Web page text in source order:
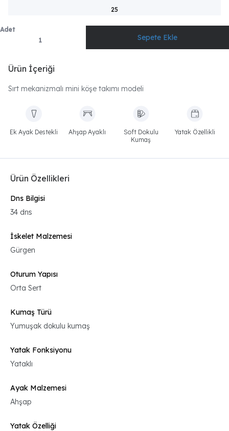
25
Adet
Ürün İçeriği
Sırt mekanizmalı mini köşe takımı modeli
Ek Ayak Destekli Ahşap Ayaklı
Soft Dokulu
Kumaş
Yatak Özellikli
Ürün Özellikleri
Dns Bilgisi
34 dns
İskelet Malzemesi
Gürgen
Oturum Yapısı
Orta Sert
Kumaş Türü
Yumuşak dokulu kumaş
Yatak Fonksiyonu
Yataklı
Ayak Malzemesi
Ahşap
Yatak Özelliği